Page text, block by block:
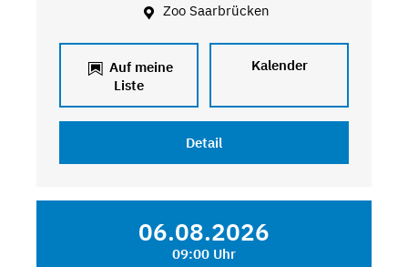
Zoo Saarbrücken
Auf meine
Liste
Kalender
Detail
06.08.2026
09:00 Uhr